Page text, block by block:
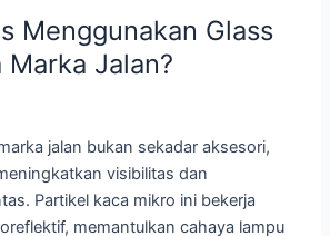
Menggunakan Glass
Marka Jalan?
jalan bukan sekadar aksesori,
visibilitas dan
Partikel kaca mikro ini bekerja
memantulkan cahaya lampu